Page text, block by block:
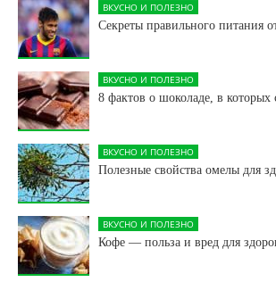
ВКУСНО И ПОЛЕЗНО
Секреты правильного питания
ВКУСНО И ПОЛЕЗНО
8 фактов о шоколаде, в которых
ВКУСНО И ПОЛЕЗНО
Полезные свойства омелы для
ВКУСНО И ПОЛЕЗНО
Кофе — польза и вред для